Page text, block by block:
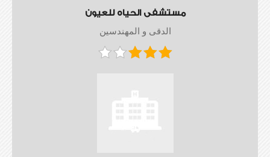
مستشفى الحياه للعيون
الدقى و المهندسين